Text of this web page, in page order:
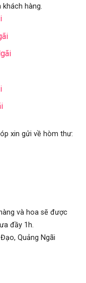
hàng.
xin gửi về hòm thư:
và hoa sẽ được
đầy 1h.
Quảng Ngãi